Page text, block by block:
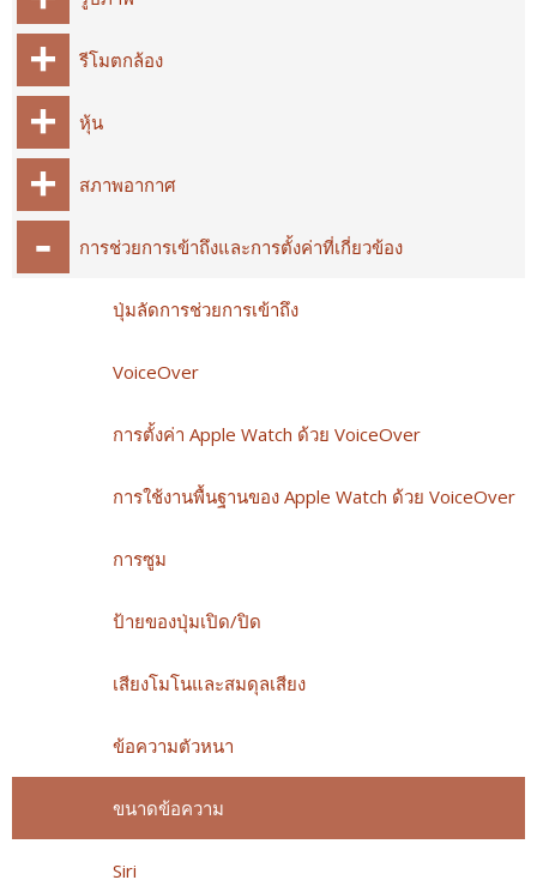
รีโมตกล้อง
หุ้น
สภาพอากาศ
การช่วยการเข้าถึงและการตั้งค่าที่เกี่ยวข้อง
ปุ่มลัดการช่วยการเข้าถึง
VoiceOver
การตั้งค่า Apple Watch ด้วย VoiceOver
การใช้งานพื้นฐานของ Apple Watch ด้วย VoiceOver
การซูม
ป้ายของปุ่มเปิด/ปิด
เสียงโมโนและสมดุลเสียง
ข้อความตัวหนา
ขนาดข้อความ
Siri